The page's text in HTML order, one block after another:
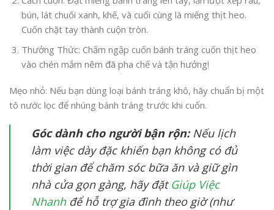
bún, lát chuối xanh, khế, và cuối cùng là miếng thịt heo.
Cuốn chặt tay thành cuộn tròn.
Thưởng Thức: Chấm ngập cuốn bánh tráng cuốn thịt heo
vào chén mắm nêm đã pha chế và tận hưởng!
Mẹo nhỏ: Nếu bạn dùng loại bánh tráng khô, hãy chuẩn bị một
tô nước lọc để nhúng bánh tráng trước khi cuốn.
Góc dành cho người bận rộn: Nếu lịch
làm việc dày đặc khiến bạn không có đủ
thời gian để chăm sóc bữa ăn và giữ gìn
nhà cửa gọn gàng, hãy đặtGiúp Việc
Nhanhđể hỗ trợ gia đình theo giờ (như